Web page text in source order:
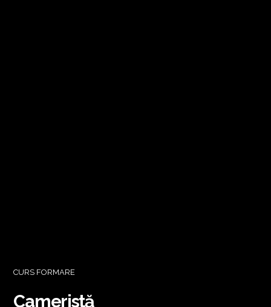
CURS FORMARE
Cameristă